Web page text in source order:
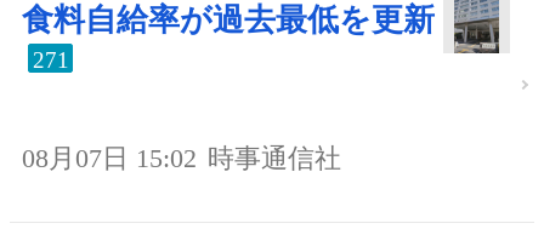
食料自給率が過去最低を更新
271
08月07日 15:02 時事通信社